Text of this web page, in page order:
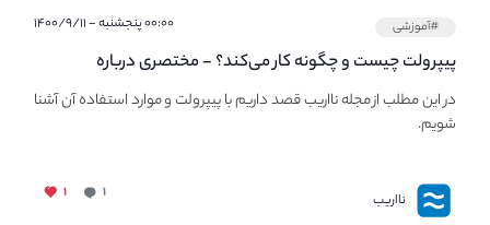
#آموزشی ۰۰:۰۰ پنجشنبه - ۱۴۰۰/۹/۱۱
پیپر‌ولت چیست و چگونه کار می‌کند؟ - مختصری درباره
PaperWallet
در این مطلب از مجله نااریب قصد داریم با پیپر‌ولت و موارد استفاده آن آشنا
شویم.
نااریب ۱ ۱